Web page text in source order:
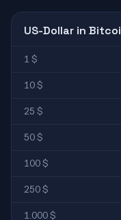
US-Dollar in
1 $
10 $
25 $
50 $
100 $
250 $
1.000 $